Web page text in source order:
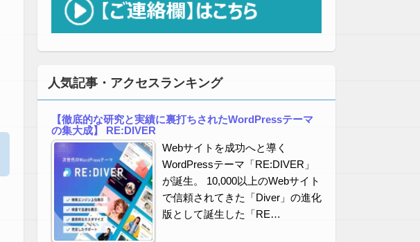
人気記事・アクセスランキング
【徹底的な研究と実績に裏打ちされたWordPressテーマ
の集大成】 RE:DIVER
Webサイトを成功へと導く
WordPressテーマ「RE:DIVER」
が誕生。 10,000以上のWebサイト
で信頼されてきた「Diver」の進化
版として誕生した「RE…